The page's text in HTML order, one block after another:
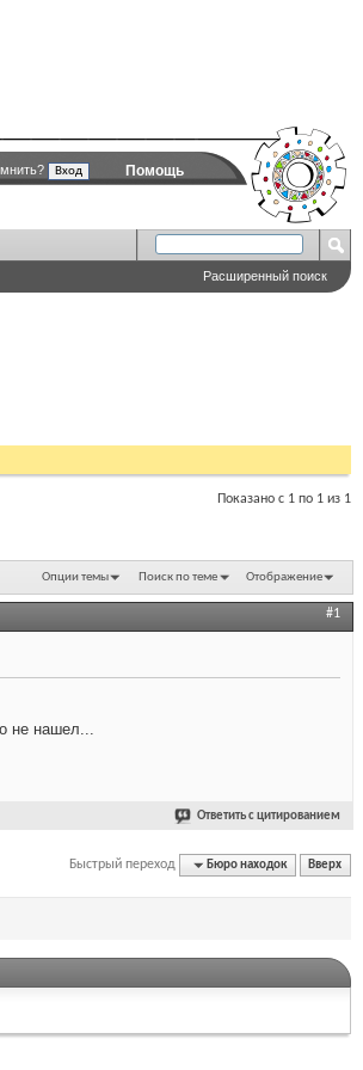
Помощь
Расширенный поиск
Показано с 1 по 1 из 1
Опции темы Поиск по теме Отображение
#1
не нашел...
Ответить с цитированием
Быстрый переход Бюро находок Вверх